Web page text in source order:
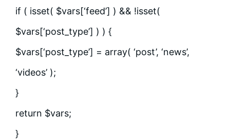
if ( isset( $vars[‘feed’] ) && !isset(
$vars[‘post_type’] ) ) {
$vars[‘post_type’] = array( ‘post’, ‘news’,
‘videos’ );
}
return $vars;
}